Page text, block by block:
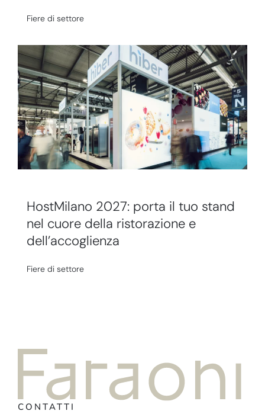
Fiere di settore
HostMilano 2027: porta il tuo stand
nel cuore della ristorazione e
dell’accoglienza
Fiere di settore
CONTATTI